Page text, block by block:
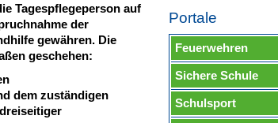
Tagespflegeperson auf
der
gewähren. Die
geschehen:
dem zuständigen
Portale
Feuerwehren
Sichere Schule
Schulsport